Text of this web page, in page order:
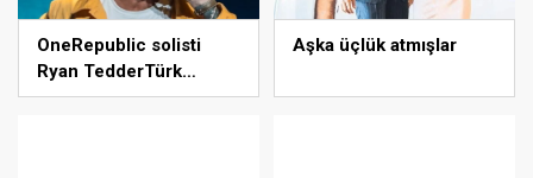
OneRepublic solisti
Ryan TedderTürk
bayraklı t-shirt ile
Aşka üçlük atmışlar